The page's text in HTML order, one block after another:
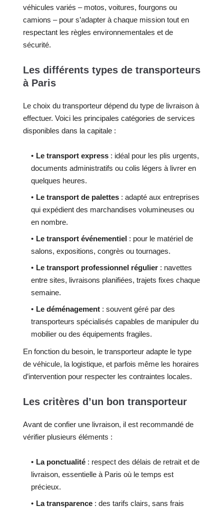
véhicules variés – motos, voitures, fourgons ou
camions – pour s’adapter à chaque mission tout en
respectant les règles environnementales et de
sécurité.
Les différents types de transporteurs
à Paris
Le choix du transporteur dépend du type de livraison à
effectuer. Voici les principales catégories de services
disponibles dans la capitale :
Le transport express : idéal pour les plis urgents,
documents administratifs ou colis légers à livrer en
quelques heures.
Le transport de palettes : adapté aux entreprises
qui expédient des marchandises volumineuses ou
en nombre.
Le transport événementiel : pour le matériel de
salons, expositions, congrès ou tournages.
Le transport professionnel régulier : navettes
entre sites, livraisons planifiées, trajets fixes chaque
semaine.
Le déménagement : souvent géré par des
transporteurs spécialisés capables de manipuler du
mobilier ou des équipements fragiles.
En fonction du besoin, le transporteur adapte le type
de véhicule, la logistique, et parfois même les horaires
d’intervention pour respecter les contraintes locales.
Les critères d’un bon transporteur
Avant de confier une livraison, il est recommandé de
vérifier plusieurs éléments :
La ponctualité : respect des délais de retrait et de
livraison, essentielle à Paris où le temps est
précieux.
La transparence : des tarifs clairs, sans frais